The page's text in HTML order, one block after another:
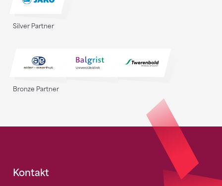
Silver Partner
Bronze Partner
Fusszeile
Kontakt